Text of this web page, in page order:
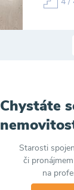
Chystáte
Starosti
či
na